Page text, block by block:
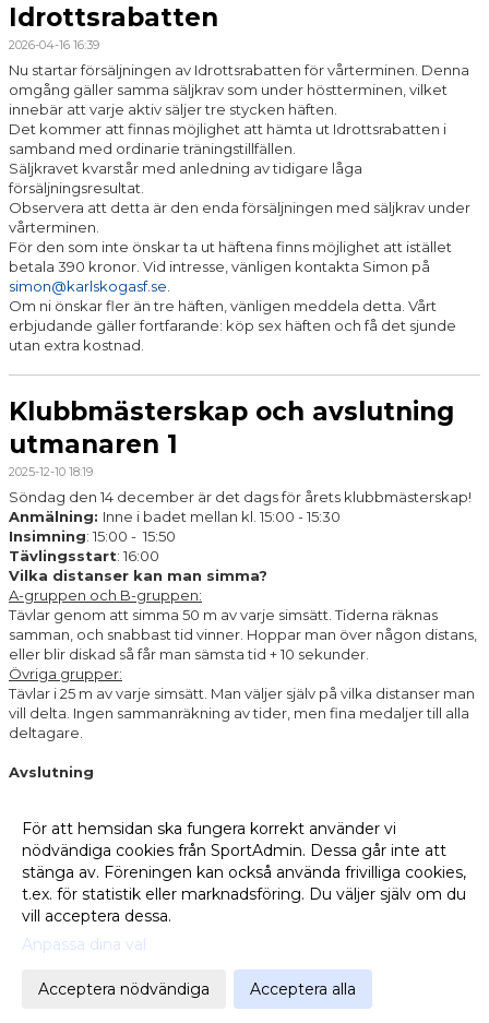
Idrottsrabatten
2026-04-16 16:39
Nu startar försäljningen av Idrottsrabatten för vårterminen. Denna
omgång gäller samma säljkrav som under höstterminen, vilket
innebär att varje aktiv säljer tre stycken häften.
Det kommer att finnas möjlighet att hämta ut Idrottsrabatten i
samband med ordinarie träningstillfällen.
Säljkravet kvarstår med anledning av tidigare låga
försäljningsresultat.
Observera att detta är den enda försäljningen med säljkrav under
vårterminen.
För den som inte önskar ta ut häftena finns möjlighet att istället
betala 390 kronor. Vid intresse, vänligen kontakta Simon på
simon@karlskogasf.se
Om ni önskar fler än tre häften, vänligen meddela detta. Vårt
erbjudande gäller fortfarande: köp sex häften och få det sjunde
utan extra kostnad.
Klubbmästerskap och avslutning
utmanaren 1
2025-12-10 18:19
Söndag den 14 december är det dags för årets klubbmästerskap!
Anmälning: Inne i badet mellan kl. 15:00 - 15:30
Insimning: 15:00 - 15:50
Tävlingsstart: 16:00
Vilka distanser kan man simma?
A-gruppen och B-gruppen:
Tävlar genom att simma 50 m av varje simsätt. Tiderna räknas
samman, och snabbast tid vinner. Hoppar man över någon distans,
eller blir diskad så får man sämsta tid + 10 sekunder.
Övriga grupper:
Tävlar i 25 m av varje simsätt. Man väljer själv på vilka distanser man
vill delta. Ingen sammanräkning av tider, men fina medaljer till alla
deltagare.
Avslutning
Skicka mejl eller sms till Simon ifall era barn har några allergier.
Fler nyheter >>
inställningar
Webbversion
För att hemsidan ska fungera korrekt använder vi
nödvändiga cookies från SportAdmin. Dessa går inte att
stänga av. Föreningen kan också använda frivilliga cookies,
t.ex. för statistik eller marknadsföring. Du väljer själv om du
vill acceptera dessa.
Anpassa dina val
Acceptera nödvändiga Acceptera alla